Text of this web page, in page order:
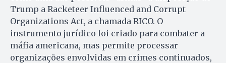
Trump a Racketeer Influenced and Corrupt
Organizations Act, a chamada RICO. O
instrumento jurídico foi criado para combater a
máfia americana, mas permite processar
organizações envolvidas em crimes continuados,